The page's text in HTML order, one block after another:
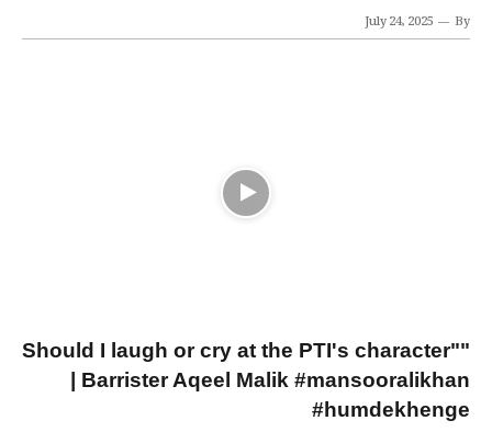
July 24, 2025 By
"Should I laugh or cry at the PTI's character"
| Barrister Aqeel Malik #mansooralikhan
#humdekhenge